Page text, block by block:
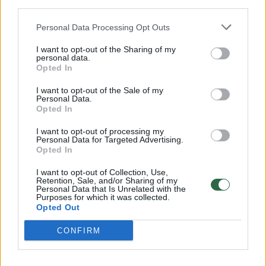
Personal Data Processing Opt Outs
I want to opt-out of the Sharing of my
personal data.
Opted In
I want to opt-out of the Sale of my
Personal Data.
Opted In
I want to opt-out of processing my
Personal Data for Targeted Advertising.
Opted In
I want to opt-out of Collection, Use,
Retention, Sale, and/or Sharing of my
Personal Data that Is Unrelated with the
Purposes for which it was collected.
Opted Out
CONFIRM
darbo ir baudos
Laidos 2026-04-02